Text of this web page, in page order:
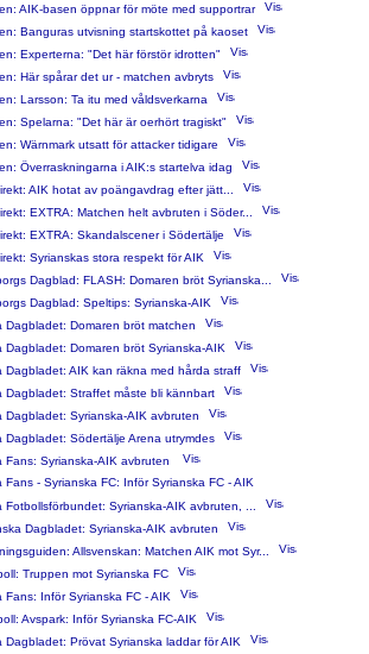
AIK-basen öppnar för möte med supportrar
Banguras utvisning startskottet på kaoset
Experterna: "Det här förstör idrotten"
Här spårar det ur - matchen avbryts
Larsson: Ta itu med våldsverkarna
Spelarna: "Det här är oerhört tragiskt"
Wärnmark utsatt för attacker tidigare
Överraskningarna i AIK:s startelva idag
AIK hotat av poängavdrag efter jätt...
EXTRA: Matchen helt avbruten i Söder...
EXTRA: Skandalscener i Södertälje
Syrianskas stora respekt för AIK
Dagblad: FLASH: Domaren bröt Syrianska...
Dagblad: Speltips: Syrianska-AIK
Dagbladet: Domaren bröt matchen
Dagbladet: Domaren bröt Syrianska-AIK
Dagbladet: AIK kan räkna med hårda straff
Dagbladet: Straffet måste bli kännbart
Dagbladet: Syrianska-AIK avbruten
Dagbladet: Södertälje Arena utrymdes
Fans: Syrianska-AIK avbruten
Fans - Syrianska FC: Inför Syrianska FC - AIK
Fotbollsförbundet: Syrianska-AIK avbruten, ...
Dagbladet: Syrianska-AIK avbruten
Allsvenskan: Matchen AIK mot Syr...
Truppen mot Syrianska FC
Fans: Inför Syrianska FC - AIK
Avspark: Inför Syrianska FC-AIK
Dagbladet: Prövat Syrianska laddar för AIK